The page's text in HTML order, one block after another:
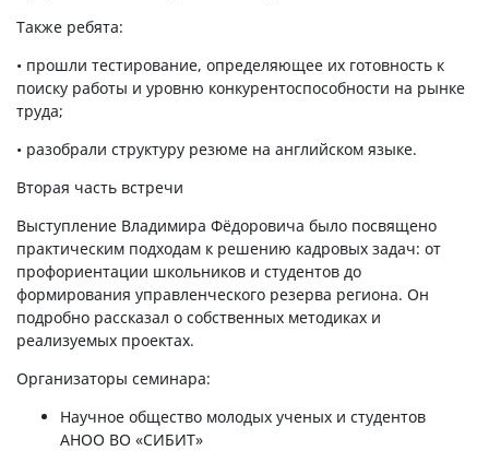
Также ребята:
• прошли тестирование, определяющее их готовность к
поиску работы и уровню конкурентоспособности на рынке
труда;
• разобрали структуру резюме на английском языке.
Вторая часть встречи
Выступление Владимира Фёдоровича было посвящено
практическим подходам к решению кадровых задач: от
профориентации школьников и студентов до
формирования управленческого резерва региона. Он
подробно рассказал о собственных методиках и
реализуемых проектах.
Организаторы семинара:
Научное общество молодых ученых и студентов
АНОО ВО «СИБИТ»